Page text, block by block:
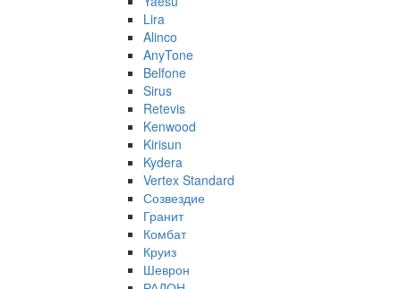
Lira
Alinco
AnyTone
Belfone
Sirus
Retevis
Kenwood
Kirisun
Kydera
Vertex Standard
Созвездие
Гранит
Комбат
Круиз
Шеврон